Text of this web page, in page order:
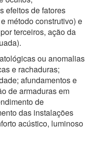
efeitos de fatores
método construtivo) e
terceiros, ação da
ou anomalias
e rachaduras;
afundamentos e
de armaduras em
de
das instalações
acústico, luminoso